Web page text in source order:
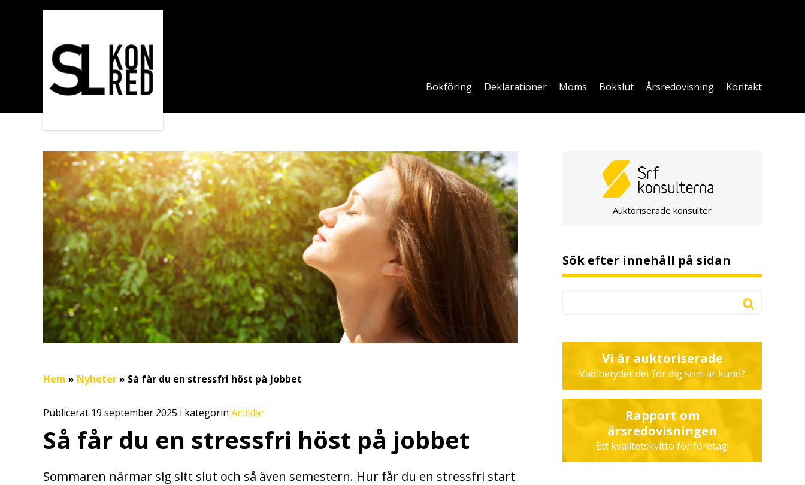
Bokföring Deklarationer Moms Bokslut Årsredovisning Kontakt
Hem » Nyheter» Så får du en stressfri höst på jobbet
Publicerat 19 september 2025 i kategorin Artiklar
Så får du en stressfri höst på jobbet
Sommaren närmar sig sitt slut och så även semestern. Hur får du en stressfri start
Auktoriserade konsulter
Sök efter innehåll på sidan
Vi är auktoriserade
Vad betyder det för dig som är kund?
Rapport om
årsredovisningen
Ett kvalitetskvitto för företag!